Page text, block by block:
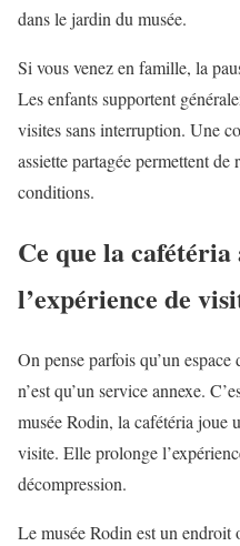
dans le jardin du musée.
Si vous venez en famille, la
Les enfants supportent
visites sans interruption. Une
assiette partagée permettent
conditions.
Ce que la
l’expérience de
On pense parfois qu’un
n’est qu’un service annexe.
musée Rodin, la cafétéria joue
visite. Elle prolonge
décompression.
Le musée Rodin est un endroit